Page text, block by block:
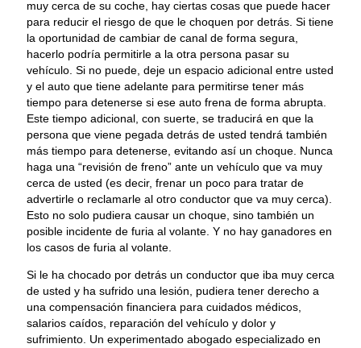
muy cerca de su coche, hay ciertas cosas que puede hacer
para reducir el riesgo de que le choquen por detrás. Si tiene
la oportunidad de cambiar de canal de forma segura,
hacerlo podría permitirle a la otra persona pasar su
vehículo. Si no puede, deje un espacio adicional entre usted
y el auto que tiene adelante para permitirse tener más
tiempo para detenerse si ese auto frena de forma abrupta.
Este tiempo adicional, con suerte, se traducirá en que la
persona que viene pegada detrás de usted tendrá también
más tiempo para detenerse, evitando así un choque. Nunca
haga una “revisión de freno” ante un vehículo que va muy
cerca de usted (es decir, frenar un poco para tratar de
advertirle o reclamarle al otro conductor que va muy cerca).
Esto no solo pudiera causar un choque, sino también un
posible incidente de furia al volante. Y no hay ganadores en
los casos de furia al volante.
Si le ha chocado por detrás un conductor que iba muy cerca
de usted y ha sufrido una lesión, pudiera tener derecho a
una compensación financiera para cuidados médicos,
salarios caídos, reparación del vehículo y dolor y
sufrimiento. Un experimentado abogado especializado en